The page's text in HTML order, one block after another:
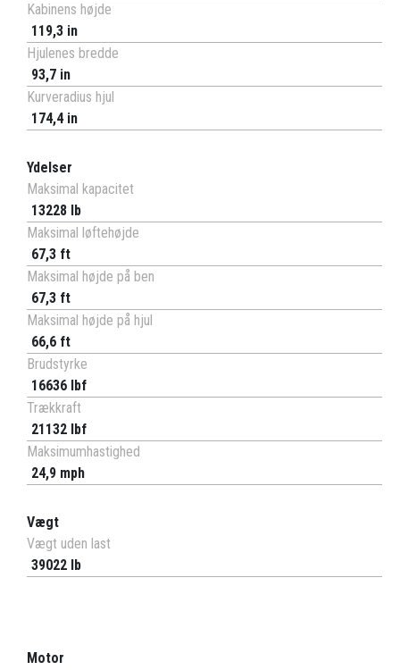
Kabinens højde
119,3 in
Hjulenes bredde
93,7 in
Kurveradius hjul
174,4 in
Ydelser
Maksimal kapacitet
13228 lb
Maksimal løftehøjde
67,3 ft
Maksimal højde på ben
67,3 ft
Maksimal højde på hjul
66,6 ft
Brudstyrke
16636 lbf
Trækkraft
21132 lbf
Maksimumhastighed
24,9 mph
Vægt
Vægt uden last
39022 lb
Motor